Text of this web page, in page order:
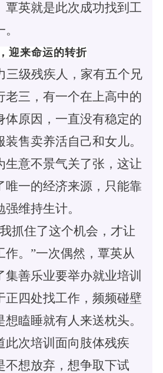
覃英就是此次成功找到工
迎来命运的转折
三级残疾人，家有五个兄
老三，有一个在上高中的
体原因，一直没有稳定的
售卖养活自己和女儿。
生意不景气关了张，这让
唯一的经济来源，只能靠
维持生计。
抓住了这个机会，才让
作。”一次偶然，覃英从
集善乐业要举办就业培训
正四处找工作，频频碰壁
瞌睡就有人来送枕头。
此次培训面向肢体残疾
不想放弃，想争取下试